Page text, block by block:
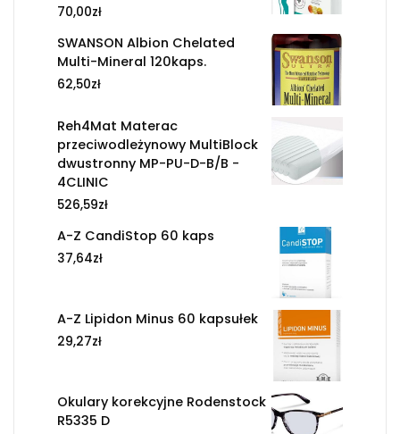
70,00zł
SWANSON Albion Chelated
Multi-Mineral 120kaps.
62,50zł
Reh4Mat Materac
przeciwodleżynowy MultiBlock
dwustronny MP-PU-D-B/B -
4CLINIC
526,59zł
A-Z CandiStop 60 kaps
37,64zł
A-Z Lipidon Minus 60 kapsułek
29,27zł
Okulary korekcyjne Rodenstock
R5335 D